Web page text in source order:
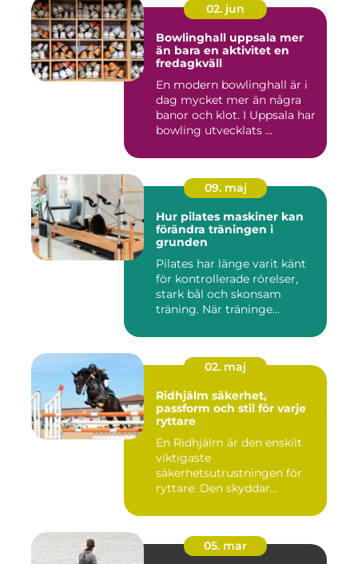
02. jun
Bowlinghall uppsala mer
än bara en aktivitet en
fredagkväll
En modern bowlinghall är i
dag mycket mer än några
banor och klot. I Uppsala har
bowling utvecklats ...
09. maj
Hur pilates maskiner kan
förändra träningen i
grunden
Pilates har länge varit känt
för kontrollerade rörelser,
stark bål och skonsam
träning. När träninge...
02. maj
Ridhjälm säkerhet,
passform och stil för varje
ryttare
En Ridhjälm är den enskilt
viktigaste
säkerhetsutrustningen för
ryttare. Den skyddar
05. mar